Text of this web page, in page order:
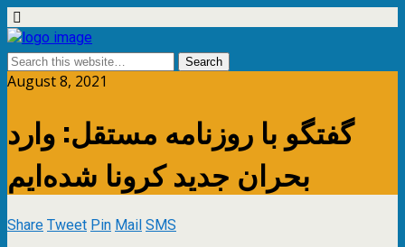
August 8, 2021
گفتگو با روزنامه مستقل: وارد
بحران جدید کرونا شده‌ایم
ShareTweetPinMailSMS